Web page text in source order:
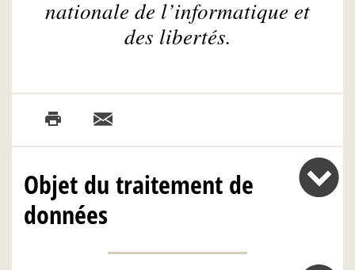
nationale de l’informatique et
des libertés.
Objet du traitement de
données